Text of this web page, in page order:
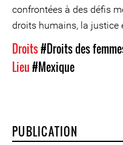
confrontées à des défis
droits humains, la justice
Droits#Droits des
Lieu#Mexique
PUBLICATION